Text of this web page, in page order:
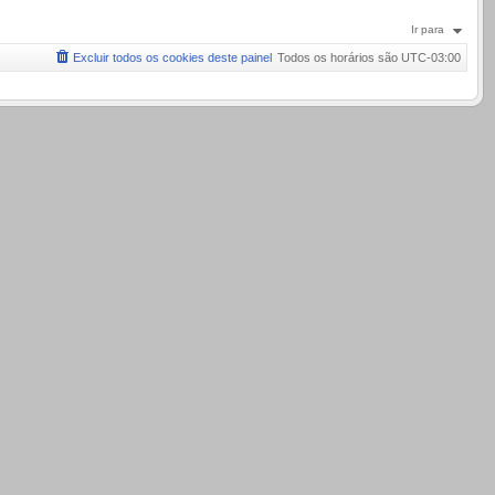
Ir para
Todos os horários são UTC-03:00
Excluir todos os cookies deste painel